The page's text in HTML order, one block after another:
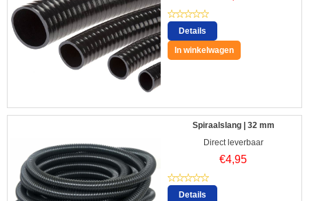
Details
In winkelwagen
Spiraalslang | 32 mm
Direct leverbaar
€4,95
Details